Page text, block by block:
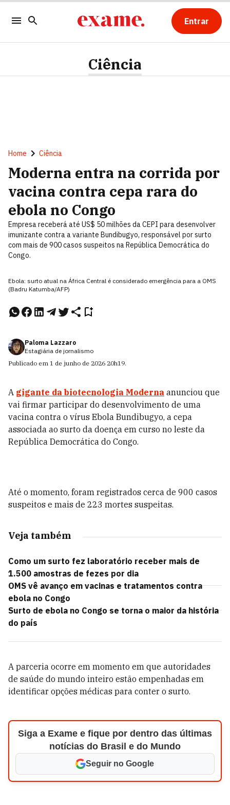
Entrar
Ciência
Home Ciência
Moderna entra na corrida por
vacina contra cepa rara do
ebola no Congo
Empresa receberá até US$ 50 milhões da CEPI para desenvolver
imunizante contra a variante Bundibugyo, responsável por surto
com mais de 900 casos suspeitos na República Democrática do
Congo.
Ebola: surto atual na África Central é considerado emergência para a OMS
(Badru Katumba/AFP)
Paloma Lazzaro
Estagiária de jornalismo
Publicado em 1 de junho de 2026 20h19.
A gigante da biotecnologia Moderna anunciou que
vai firmar participar do desenvolvimento de uma
vacina contra o vírus Ebola Bundibugyo, a cepa
associada ao surto da doença em curso no leste da
República Democrática do Congo.
Até o momento, foram registrados cerca de 900 casos
suspeitos e mais de 223 mortes suspeitas.
Veja também
Como um surto fez laboratório receber mais de
1.500 amostras de fezes por dia
OMS vê avanço em vacinas e tratamentos contra
ebola no Congo
Surto de ebola no Congo se torna o maior da história
do país
A parceria ocorre em momento em que autoridades
de saúde do mundo inteiro estão empenhadas em
identificar opções médicas para conter o surto.
Siga a Exame e fique por dentro das últimas
notícias do Brasil e do Mundo
Seguir no Google